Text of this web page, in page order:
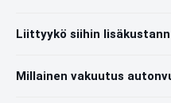
Liittyykö siihin
Millainen vakuutus